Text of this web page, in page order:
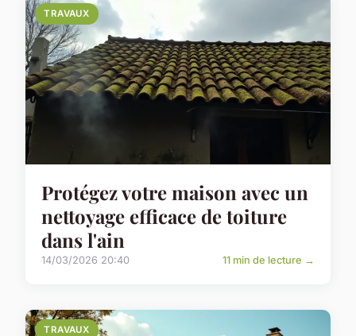
TRAVAUX
Protégez votre maison avec un
nettoyage efficace de toiture
dans l'ain
14/03/2026 20:40 11 min de lecture →
TRAVAUX